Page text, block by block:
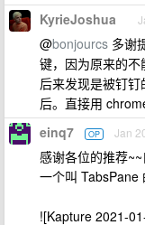
KyrieJoshua
@bonjourcs 多谢
键，因为原来的不
后来发现是被钉
后。直接用
einq7 OP Jan
感谢各位的推荐
一个叫 TabsPane
![Kapture 2021-